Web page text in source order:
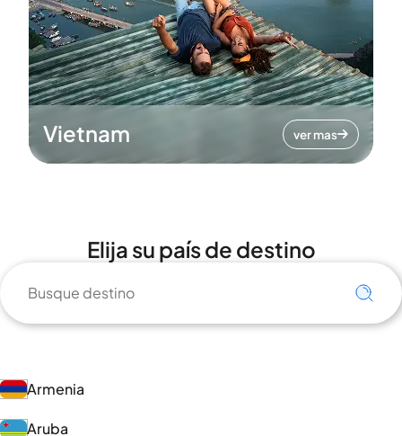
Vietnam ver mas
Elija su país de destino
Armenia
Aruba